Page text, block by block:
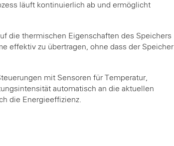
läuft kontinuierlich ab und ermöglicht
die thermischen Eigenschaften des Speichers
effektiv zu übertragen, ohne dass der Speicher
mit Sensoren für Temperatur,
automatisch an die aktuellen
die Energieeffizienz.